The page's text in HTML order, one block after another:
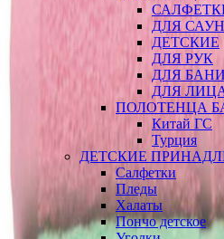
ДЛЯ
ДЕТСКИЕ
ДЛЯ РУК
ДЛЯ БАНИ
ДЛЯ
ПОЛОТЕНЦА
Китай ГС
Турция
ДЕТСКИЕ
Салфетки
Пледы
Халаты
Пончо детское